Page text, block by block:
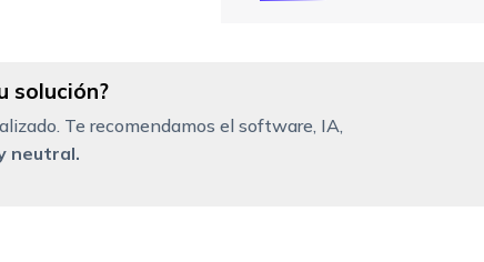
solución?
Te recomendamos el software, IA,
neutral.